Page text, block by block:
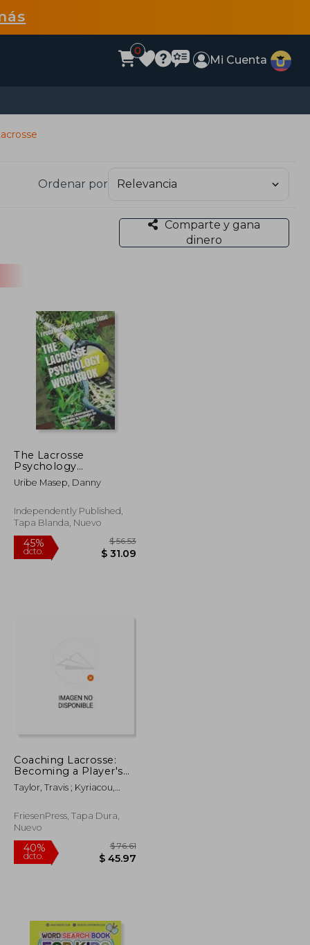
0
Mi Cuenta
Ordenar por
Comparte y gana
dinero
The Lacrosse
Psychology
Workbook: How to
Use Advanced Sports
Succeed on the
Lacrosse Field (en
Uribe Masep, Danny
Independently Published,
Tapa Blanda, Nuevo
$ 44.61
Coaching Lacrosse:
Becoming a Player's
Coach (en Inglés)
Taylor, Travis ; Kyriacou,
FriesenPress, Tapa Dura,
Nuevo
40%